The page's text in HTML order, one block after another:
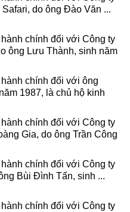
do ông Đào Văn ...
chính đối với Công ty
ông Lưu Thành, sinh năm
chính đối với ông
1987, là chủ hộ kinh
chính đối với Công ty
Gia, do ông Trần Công
chính đối với Công ty
Bùi Đình Tấn, sinh ...
chính đối với Công ty